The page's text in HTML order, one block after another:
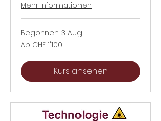
Mehr Informationen
Begonnen: 3. Aug.
Ab
1'100
Ab CHF 1'100
Kurs ansehen